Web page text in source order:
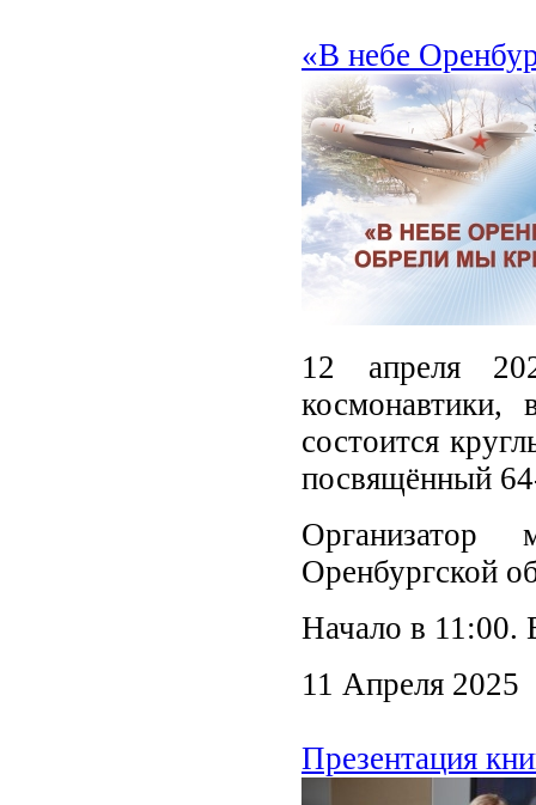
«В небе
12 апреля
состоится
посвящённый
Организатор
Оренбургской
Начало в 11:00.
11 Апреля 2025
Презентация